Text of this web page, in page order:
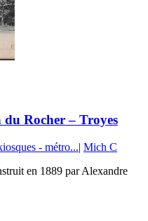
Rocher – Troyes
- métro...| Mich C
en 1889 par Alexandre